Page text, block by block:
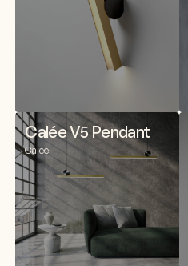
Calée V5 Pendant
Calée